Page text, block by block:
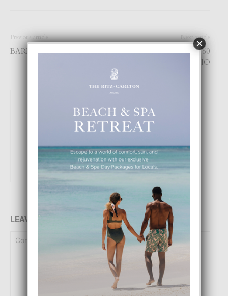
Previous article
BARBULET DEN STOMA
Next article
CELEBRACION 60
ANIVERSARIO
Focus Magazine
LEAVE A REPLY
×